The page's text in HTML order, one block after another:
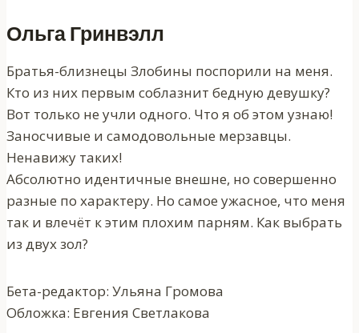
Ольга Гринвэлл
Братья-близнецы Злобины поспорили на меня.
Кто из них первым соблазнит бедную девушку?
Вот только не учли одного. Что я об этом узнаю!
Заносчивые и самодовольные мерзавцы.
Ненавижу таких!
Абсолютно идентичные внешне, но совершенно
разные по характеру. Но самое ужасное, что меня
так и влечёт к этим плохим парням. Как выбрать
из двух зол?
Бета-редактор: Ульяна Громова
Обложка: Евгения Светлакова